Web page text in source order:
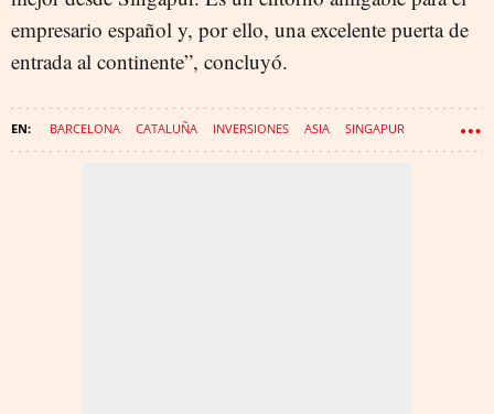
empresario español y, por ello, una excelente puerta de
entrada al continente”, concluyó.
BARCELONA CATALUÑA INVERSIONES ASIA SINGAPUR